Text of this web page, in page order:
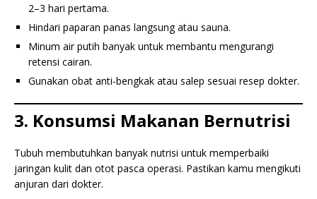
2–3 hari pertama.
Hindari paparan panas langsung atau sauna.
Minum air putih banyak untuk membantu mengurangi
retensi cairan.
Gunakan obat anti-bengkak atau salep sesuai resep dokter.
3. Konsumsi Makanan Bernutrisi
Tubuh membutuhkan banyak nutrisi untuk memperbaiki
jaringan kulit dan otot pasca operasi. Pastikan kamu mengikuti
anjuran dari dokter.